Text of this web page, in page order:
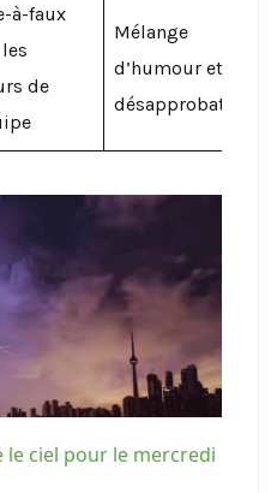
à-faux
de
Mélange
d’humour et de
désapprobation
le ciel pour le mercredi